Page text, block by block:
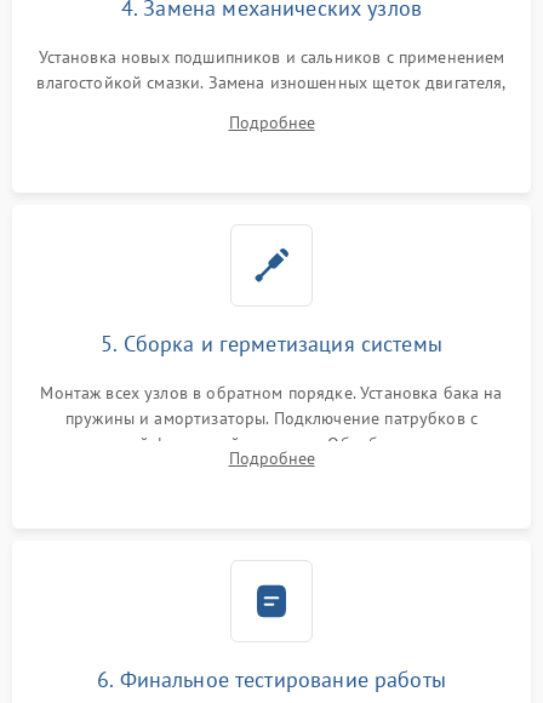
4. Замена механических узлов
Установка новых подшипников и сальников с применением
влагостойкой смазки. Замена изношенных щеток двигателя,
или поврежденной резиновой манжеты.
Подробнее
5. Сборка и герметизация системы
Монтаж всех узлов в обратном порядке. Установка бака на
пружины и амортизаторы. Подключение патрубков с
надежной фиксацией хомутами. Обработка стыков
герметиком для предотвращения возможных протечек воды.
Подробнее
6. Финальное тестирование работы